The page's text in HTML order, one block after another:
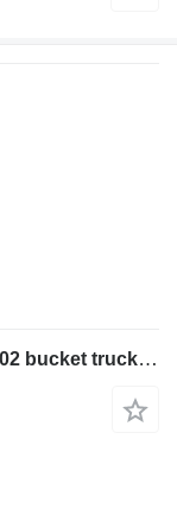
IVECO Daily 35S12 - 20 m multitel mt202 bucket truck boom lift zwyżka